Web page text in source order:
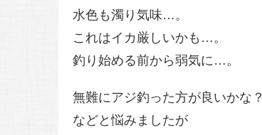
水色も濁り気味…。
これはイカ厳しいかも…。
釣り始める前から弱気に…。
無難にアジ釣った方が良いかな？
などと悩みましたが